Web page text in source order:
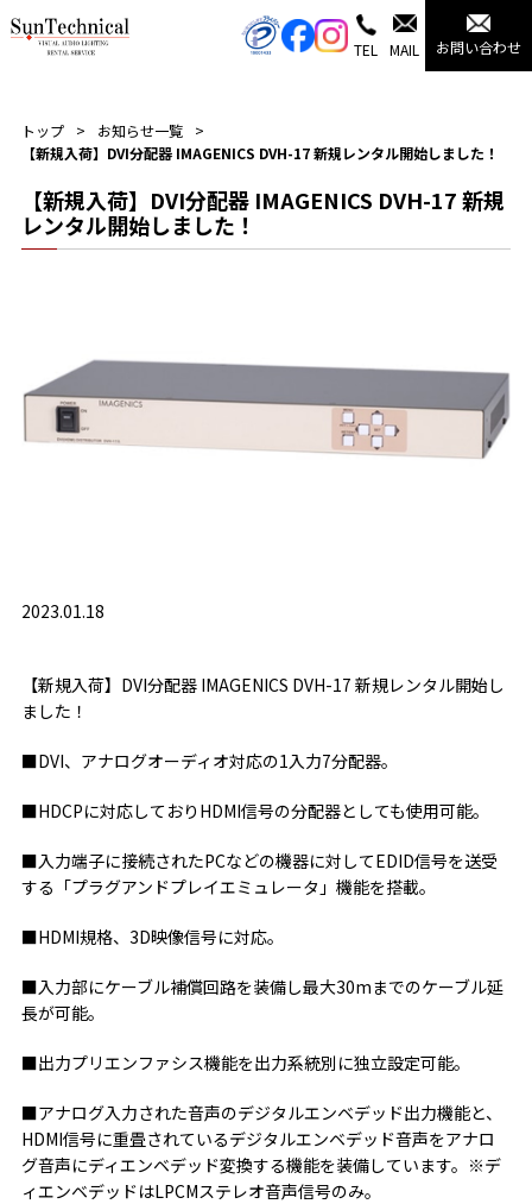
TEL MAIL お問い合わせ
トップ
お知らせ一覧
【新規入荷】DVI分配器 IMAGENICS DVH-17 新規レンタル開始しました！
【新規入荷】DVI分配器 IMAGENICS DVH-17 新規
レンタル開始しました！
2023.01.18
【新規入荷】DVI分配器 IMAGENICS DVH-17 新規レンタル開始し
ました！
■DVI、アナログオーディオ対応の1入力7分配器。
■HDCPに対応しておりHDMI信号の分配器としても使用可能。
■入力端子に接続されたPCなどの機器に対してEDID信号を送受
する「プラグアンドプレイエミュレータ」機能を搭載。
■HDMI規格、3D映像信号に対応。
■入力部にケーブル補償回路を装備し最大30mまでのケーブル延
長が可能。
■出力プリエンファシス機能を出力系統別に独立設定可能。
■アナログ入力された音声のデジタルエンベデッド出力機能と、
HDMI信号に重畳されているデジタルエンベデッド音声をアナロ
グ音声にディエンベデッド変換する機能を装備しています。※デ
ィエンベデッドはLPCMステレオ音声信号のみ。